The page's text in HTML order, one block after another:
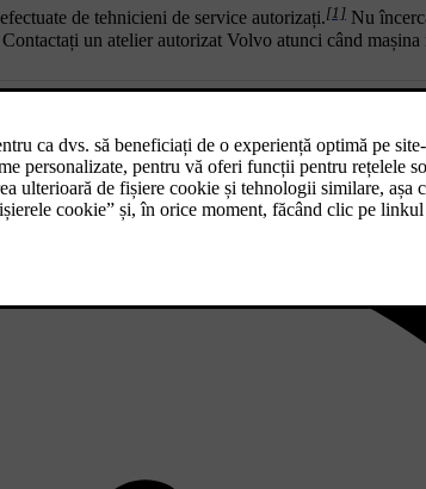
de tehnicieni de service autorizați.[1] Nu
un atelier autorizat Volvo atunci când mașina